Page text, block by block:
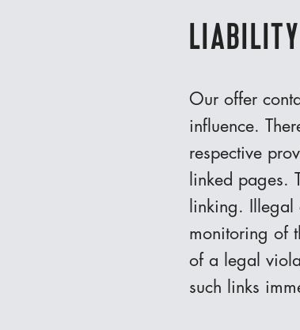
Our offer
influence.
respective
linked pages.
linking. Illegal
monitoring of
of a legal
such links